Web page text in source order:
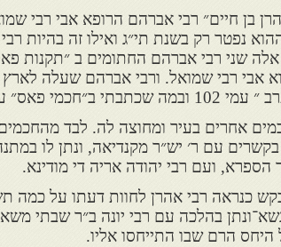
בן חיים״ רבי אברהם הרופא אבי רבי
נפטר רק בשנת תי״ג ואילו זה בהיות
אלה שני רבי אברהם החתומים ב ״תקנות
אבי רבי שמואל. ורבי אברהם שעלה לארץ
פאס״ עמי 294.
אחרים בעיר ומחוצה לה. לבד
עם ר׳ יש״ר מקנדיאה, ונתן לו
הספרא, ועם רבי יהודה אריה די מודינא.
כנראה רבי אהרן לחוות דעתו על כמה
בהלכה עם רבי יונה ב״ר שבתי
היחס הרם שבו התייחסו אליו.